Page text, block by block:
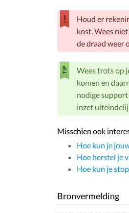
Houd er
kost. Wees
de draad weer
Wees trots op
komen en
nodige
inzet
Misschien ook
Hoe kun je
Hoe herstel je
Hoe kun je
Bronvermelding